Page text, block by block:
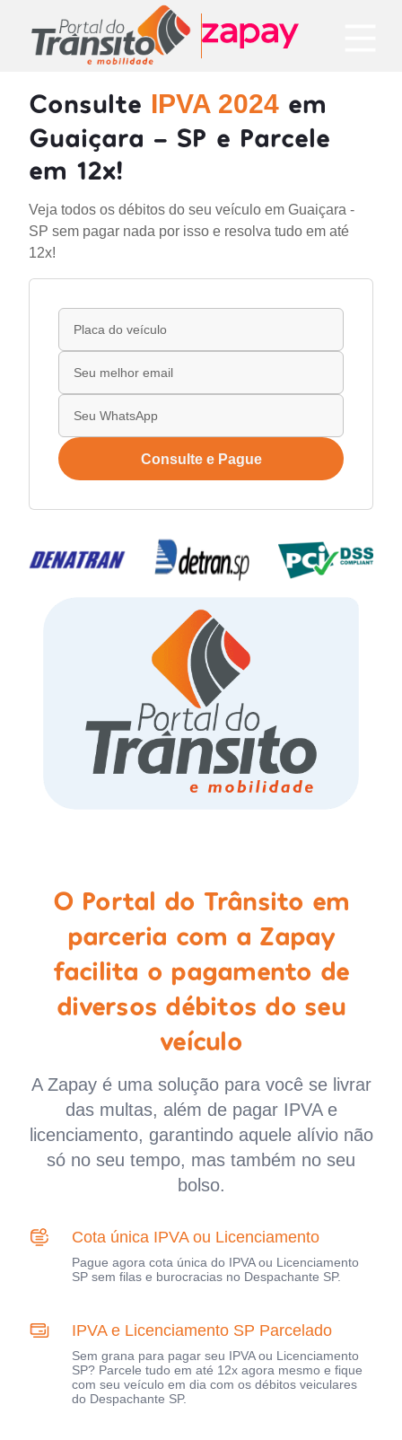
Consulte IPVA 2024 em
Guaiçara - SP e Parcele
em 12x!
Veja todos os débitos do seu veículo em Guaiçara -
SP sem pagar nada por isso e resolva tudo em até
12x!
Consulte e Pague
O Portal do Trânsito em
parceria com a Zapay
facilita o pagamento de
diversos débitos do seu
veículo
A Zapay é uma solução para você se livrar
das multas, além de pagar IPVA e
licenciamento, garantindo aquele alívio não
só no seu tempo, mas também no seu
bolso.
Cota única IPVA ou Licenciamento
Pague agora cota única do IPVA ou Licenciamento
SP sem filas e burocracias no Despachante SP.
IPVA e Licenciamento SP Parcelado
Sem grana para pagar seu IPVA ou Licenciamento
SP? Parcele tudo em até 12x agora mesmo e fique
com seu veículo em dia com os débitos veiculares
do Despachante SP.